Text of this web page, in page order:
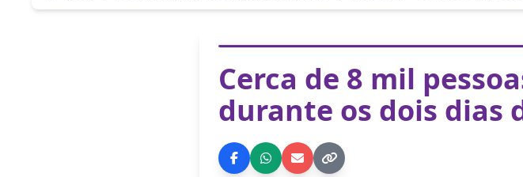
Cerca de 8 mil
durante os dois dias